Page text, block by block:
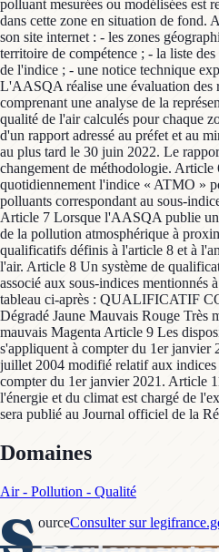
polluant mesurées ou modélisées est
dans cette zone en situation de
son site internet : - les zones
territoire de compétence ; - la liste
de l'indice ; - une notice technique
L'AASQA réalise une évaluation des
comprenant une analyse de la
qualité de l'air calculés pour chaque
d'un rapport adressé au préfet et au
au plus tard le 30 juin 2022. Le
changement de méthodologie.
quotidiennement l'indice « ATMO »
polluants correspondant au sous-
Article 7 Lorsque l'AASQA publie
de la pollution atmosphérique à
qualificatifs définis à l'article 8 et à
l'air. Article 8 Un système de
associé aux sous-indices mentionnés
tableau ci-après : QUALIFICATIF
Dégradé Jaune Mauvais Rouge Très
mauvais Magenta Article 9 Les
s'appliquent à compter du 1er
juillet 2004 modifié relatif aux indices
compter du 1er janvier 2021. Article
l'énergie et du climat est chargé de
sera publié au Journal officiel de la
Domaines
Air - Pollution - Qualité
ourceConsulter sur